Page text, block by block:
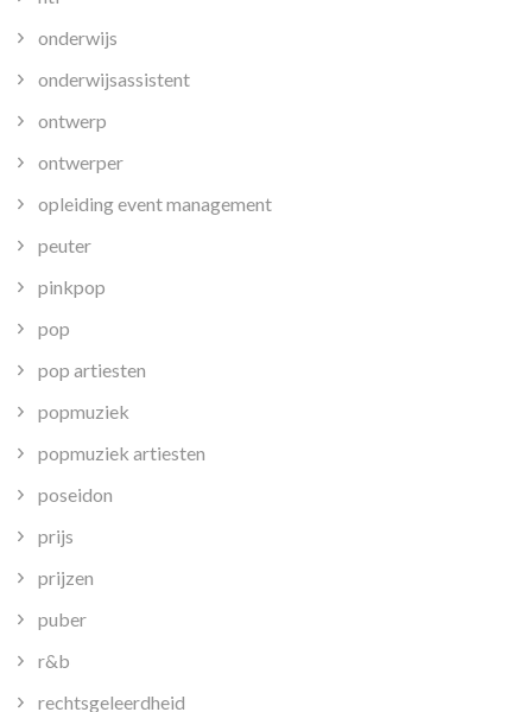
onderwijs
onderwijsassistent
ontwerp
ontwerper
opleiding event management
peuter
pinkpop
pop
pop artiesten
popmuziek
popmuziek artiesten
poseidon
prijs
prijzen
puber
r&b
rechtsgeleerdheid